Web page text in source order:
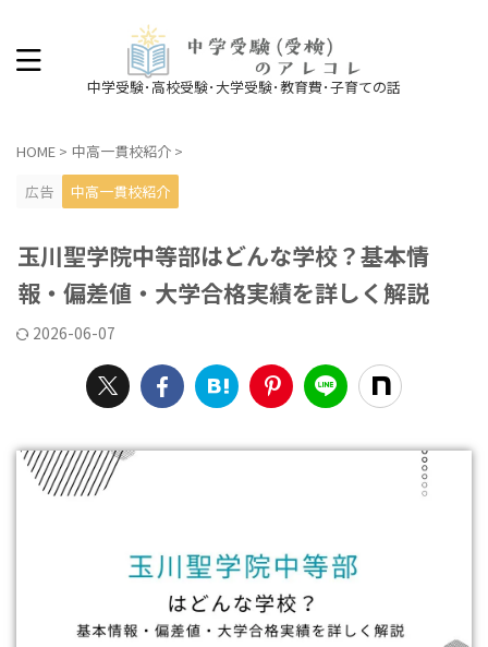
中学受験･高校受験･大学受験･教育費･子育ての話
HOME > 中高一貫校紹介 >
広告
中高一貫校紹介
玉川聖学院中等部はどんな学校？基本情
報・偏差値・大学合格実績を詳しく解説
2026-06-07